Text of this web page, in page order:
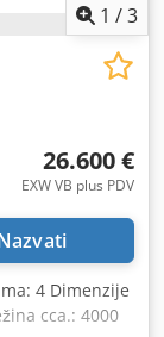
1 /3
26.600 €
EXW VB plus PDV
4 Dimenzije
cca.: 4000